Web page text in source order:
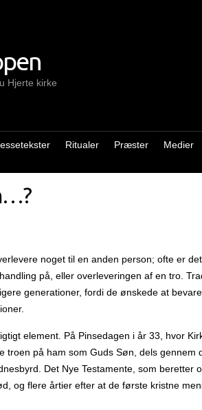
Hjerte kirke
Ritualer Præster Medier
noget til en anden person; ofte er
på, eller overleveringen af en tro.
generationer, fordi de ønskede at
element. På Pinsedagen i år 33, hvor
troen på ham som Guds Søn, dels gennem
Det Nye Testamente, som beretter
og flere årtier efter at de første kristne